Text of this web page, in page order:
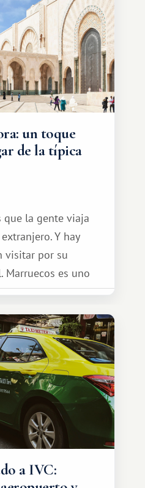
un toque
de la típica
que la gente viaja
Y hay
visitar por su
Marruecos es uno
a IVC: